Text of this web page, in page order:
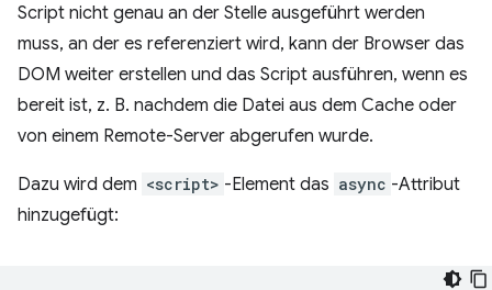
Script nicht genau an der Stelle ausgeführt werden
muss, an der es referenziert wird, kann der Browser das
DOM weiter erstellen und das Script ausführen, wenn es
bereit ist, z. B. nachdem die Datei aus dem Cache oder
von einem Remote-Server abgerufen wurde.
Dazu wird dem <script> -Element das async -Attribut
hinzugefügt: